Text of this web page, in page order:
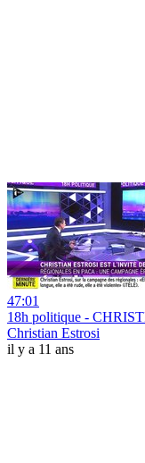
47:01
18h politique -
Christian Estrosi
il y a 11 ans